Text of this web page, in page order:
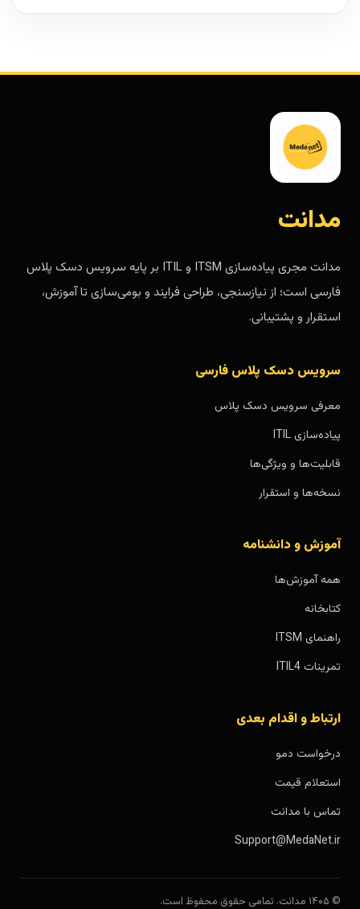
مدانت
مدانت مجری پیاده‌سازی ITSM و ITIL بر پایه سرویس دسک پلاس
فارسی است؛ از نیازسنجی، طراحی فرایند و بومی‌سازی تا آموزش،
استقرار و پشتیبانی.
سرویس دسک پلاس فارسی
معرفی سرویس دسک پلاس
پیاده‌سازی ITIL
قابلیت‌ها و ویژگی‌ها
نسخه‌ها و استقرار
آموزش و دانشنامه
همه آموزش‌ها
کتابخانه
راهنمای ITSM
تمرینات ITIL4
ارتباط و اقدام بعدی
درخواست دمو
استعلام قیمت
تماس با مدانت
Support@MedaNet.ir
© ۱۴۰۵ مدانت. تمامی حقوق محفوظ است.